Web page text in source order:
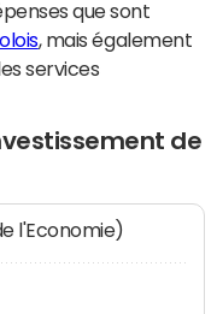
que sont
, mais également
services
de
l'Economie)